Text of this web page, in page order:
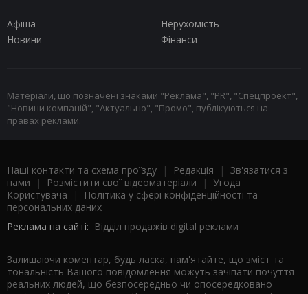
Афіша
Нерухомість
Новини
Фінанси
Матеріали, що позначені знаками "Реклама", "PR", "Спецпроект",
"Новини компаній", "Актуально", "Промо", публікуються на
правах реклами.
Наші контакти та схема проїзду | Редакція | Зв'язатися з
нами | Розмістити свої відеоматеріали | Угода
Користувача |
Політика у сфері конфіденційності та
персональних даних
Реклама на сайті: Відділ продажів digital реклами
Залишаючи коментар, будь ласка, пам'ятайте, що зміст та
тональність Вашого повідомлення можуть зачіпати почуття
реальних людей, що безпосередньо чи опосередковано